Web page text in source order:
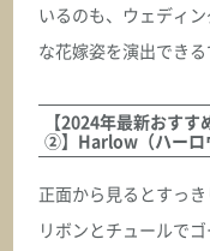
いるのも、ウェディ
な花嫁姿を演出できる
【2024年最新おす
②】Harlow（ハーロ
正面から見るとすっ
リボンとチュールで